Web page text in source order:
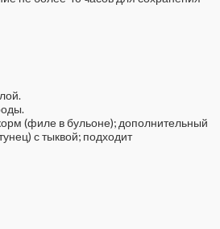
(филе в бульоне); дополнительный
с тыквой; подходит